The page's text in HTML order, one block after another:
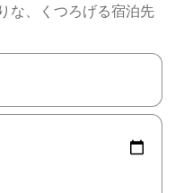
な、くつろげる宿泊先
印キーを使って移動するか